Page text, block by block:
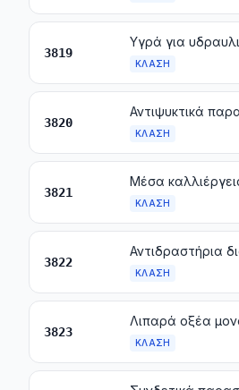
3819
ΚΛΆΣΗ
3820
ΚΛΆΣΗ
3821
ΚΛΆΣΗ
3822
ΚΛΆΣΗ
3823
ΚΛΆΣΗ